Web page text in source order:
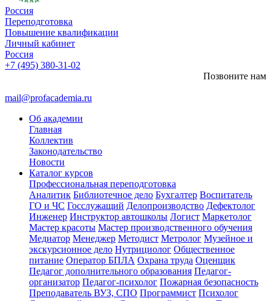
Россия
Переподготовка
Повышение квалификации
Личный кабинет
Россия
+7 (495) 380-31-02
Позвоните нам
mail@profacademia.ru
Об академии
Главная
Коллектив
Законодательство
Новости
Каталог курсов
Профессиональная переподготовка
Аналитик Библиотечное дело Бухгалтер Воспитатель
ГО и ЧС Госслужащий Делопроизводство Дефектолог
Инженер Инструктор автошколы Логист Маркетолог
Мастер красоты Мастер производственного обучения
Медиатор Менеджер Методист Метролог Музейное и
экскурсионное дело Нутрициолог Общественное
питание Оператор БПЛА Охрана труда Оценщик
Педагог дополнительного образования Педагог-
организатор Педагог-психолог Пожарная безопасность
Преподаватель ВУЗ, СПО Программист Психолог